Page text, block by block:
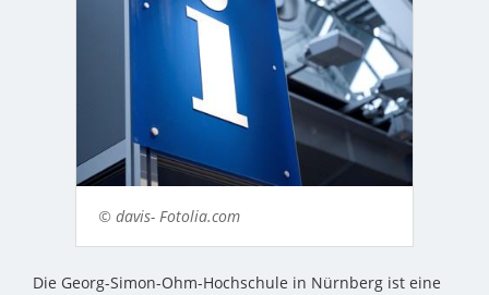
© davis- Fotolia.com
Die Georg-Simon-Ohm-Hochschule in Nürnberg ist eine